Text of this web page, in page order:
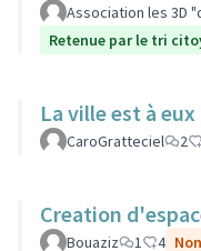
Association les 3D
Retenue par le tri
La ville est à eux
CaroGratteciel 2
Creation
Bouaziz 1 4